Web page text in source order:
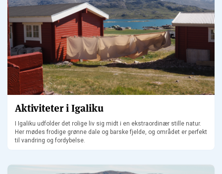
Aktiviteter i Igaliku
I Igaliku udfolder det rolige liv sig midt i en ekstraordinær stille natur.
Her mødes frodige grønne dale og barske fjelde, og området er perfekt
til vandring og fordybelse.